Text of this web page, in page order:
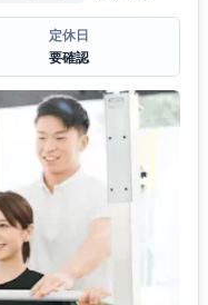
定休日
要確認